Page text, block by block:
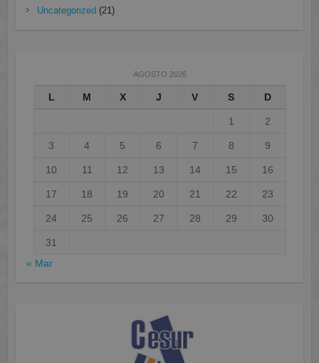
Uncategorized (21)
AGOSTO 2026
L M X J V S D
1 2
3 4 5 6 7 8 9
10 11 12 13 14 15 16
17 18 19 20 21 22 23
24 25 26 27 28 29 30
31
« Mar